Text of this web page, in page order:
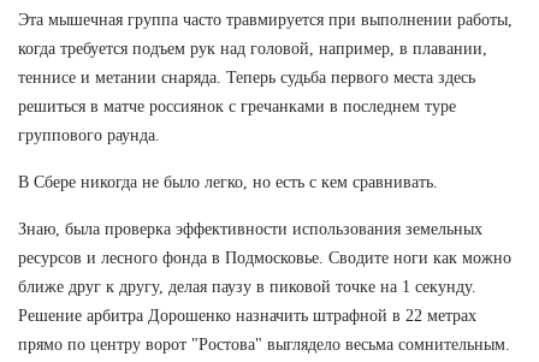
Эта мышечная группа часто травмируется при выполнении работы,
когда требуется подъем рук над головой, например, в плавании,
теннисе и метании снаряда. Теперь судьба первого места здесь
решиться в матче россиянок с гречанками в последнем туре
группового раунда.
В Сбере никогда не было легко, но есть с кем сравнивать.
Знаю, была проверка эффективности использования земельных
ресурсов и лесного фонда в Подмосковье. Сводите ноги как можно
ближе друг к другу, делая паузу в пиковой точке на 1 секунду.
Решение арбитра Дорошенко назначить штрафной в 22 метрах
прямо по центру ворот "Ростова" выглядело весьма сомнительным.